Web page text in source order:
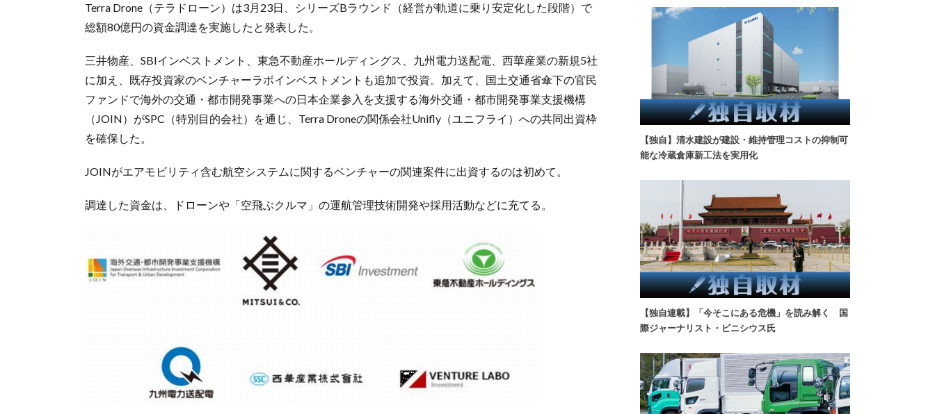
Terra Drone（テラドローン）は3月23日、シリーズBラウンド（経営が軌道に乗り安定化した段階）で
総額80億円の資金調達を実施したと発表した。
三井物産、SBIインベストメント、東急不動産ホールディングス、九州電力送配電、西華産業の新規5社
に加え、既存投資家のベンチャーラボインベストメントも追加で投資。加えて、国土交通省傘下の官民
ファンドで海外の交通・都市開発事業への日本企業参入を支援する海外交通・都市開発事業支援機構
（JOIN）がSPC（特別目的会社）を通じ、Terra Droneの関係会社Unifly（ユニフライ）への共同出資枠
を確保した。
JOINがエアモビリティ含む航空システムに関するベンチャーの関連案件に出資するのは初めて。
調達した資金は、ドローンや「空飛ぶクルマ」の運航管理技術開発や採用活動などに充てる。
【独自】清水建設が建設・維持管理コストの抑制可
能な冷蔵倉庫新工法を実用化
【独自連載】「今そこにある危機」を読み解く 国
際ジャーナリスト・ビニシウス氏